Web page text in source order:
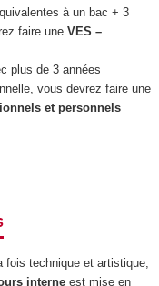
à un bac + 3
faire une VES –
plus de 3 années
vous devrez faire une
et personnels
fois technique et artistique,
interne est mise en